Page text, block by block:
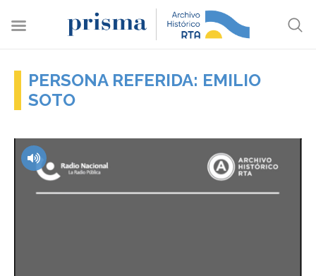
PERSONA REFERIDA: EMILIO
SOTO